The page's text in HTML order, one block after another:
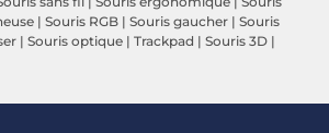
| Souris RGB | Souris gaucher | Souris
| Souris optique | Trackpad | Souris 3D |